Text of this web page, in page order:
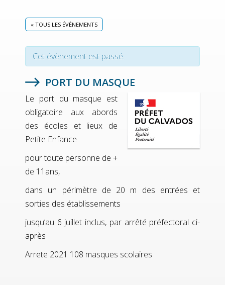
« TOUS LES ÉVÈNEMENTS
Cet évènement est passé.
PORT DU MASQUE
Le port du masque est
obligatoire aux abords
des écoles et lieux de
Petite Enfance
pour toute personne de +
de 11ans,
dans un périmètre de 20 m des entrées et
sorties des établissements
jusqu’au 6 juillet inclus, par arrêté préfectoral ci-
après
Arrete 2021 108 masques scolaires